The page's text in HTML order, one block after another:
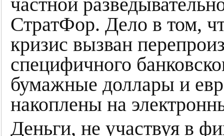
частной
СтратФор. Дело в том,
кризис вызван
специфичного
бумажные доллары и
накоплены на
Деньги, не участвуя в